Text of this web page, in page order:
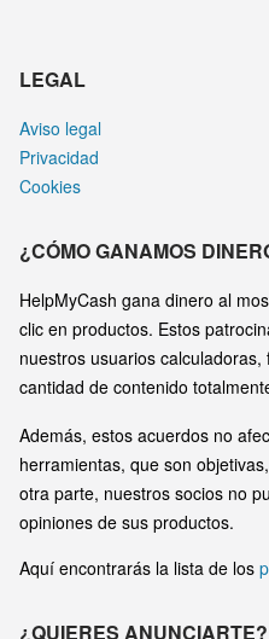
LEGAL
Aviso legal
Privacidad
Cookies
¿CÓMO GANAMOS
HelpMyCash gana dinero al
clic en productos. Estos
nuestros usuarios
cantidad de contenido
Además, estos acuerdos no
herramientas, que son
otra parte, nuestros socios no
opiniones de sus productos.
Aquí encontrarás la lista de los
¿QUIERES ANUNCIARTE?